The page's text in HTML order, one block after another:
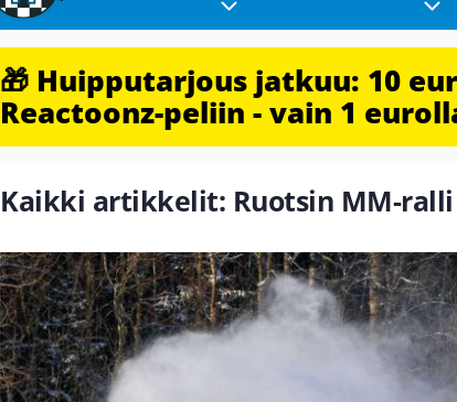
🎁 Huipputarjous jatkuu: 10
Reactoonz-peliin - vain 1
Kaikki artikkelit: Ruotsin MM-ralli